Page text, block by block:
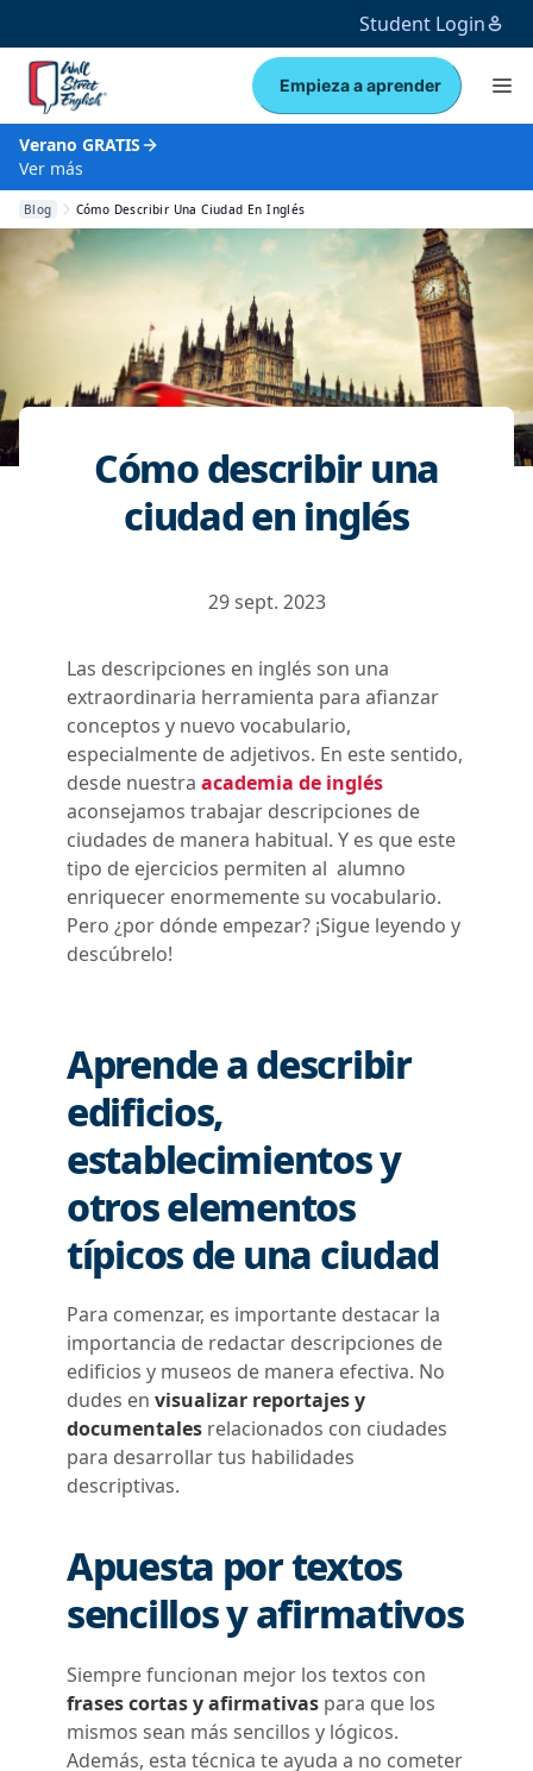
Student Login
Empieza a aprender
Verano GRATIS
Ver más
Blog Cómo Describir Una Ciudad En Inglés
Cómo describir una
ciudad en inglés
29 sept. 2023
Las descripciones en inglés son una
extraordinaria herramienta para afianzar
conceptos y nuevo vocabulario,
especialmente de adjetivos. En este sentido,
desde nuestra academia de inglés
aconsejamos trabajar descripciones de
ciudades de manera habitual. Y es que este
tipo de ejercicios permiten al alumno
enriquecer enormemente su vocabulario.
Pero ¿por dónde empezar? ¡Sigue leyendo y
descúbrelo!
Aprende a describir
edificios,
establecimientos y
otros elementos
típicos de una ciudad
Para comenzar, es importante destacar la
importancia de redactar descripciones de
edificios y museos de manera efectiva. No
dudes en visualizar reportajes y
documentales relacionados con ciudades
para desarrollar tus habilidades
descriptivas.
Apuesta por textos
sencillos y afirmativos
Siempre funcionan mejor los textos con
frases cortas y afirmativas para que los
mismos sean más sencillos y lógicos.
Además, esta técnica te ayuda a no cometer